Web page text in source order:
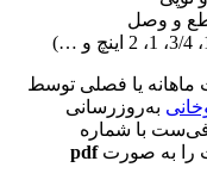
و وصل
یا فصلی توسط
به‌روزرسانی
با شماره
را به صورتpdf